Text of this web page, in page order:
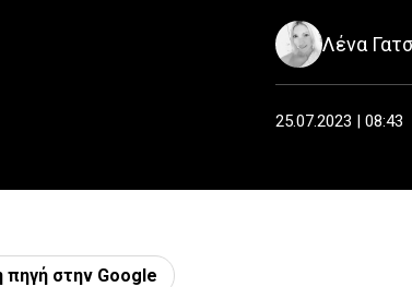
Λένα
25.07.2023 | 08:43
στην Google